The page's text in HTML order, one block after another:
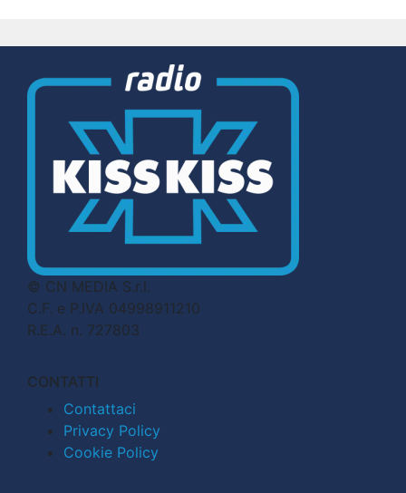
© CN MEDIA S.r.l.
C.F. e P.IVA 04998911210
R.E.A. n. 727803
CONTATTI
Contattaci
Privacy Policy
Cookie Policy